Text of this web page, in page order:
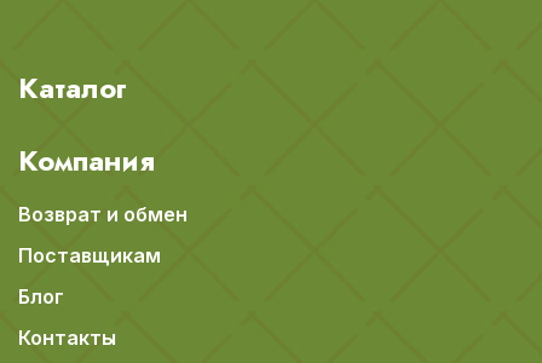
Каталог
Компания
Возврат и обмен
Поставщикам
Блог
Контакты